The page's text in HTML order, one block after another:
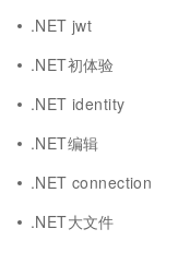
.NET jwt
.NET初体验
.NET identity
.NET编辑
.NET connection
.NET大文件